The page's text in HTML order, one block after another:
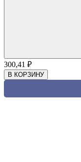
300,41 ₽
В КОРЗИНУ